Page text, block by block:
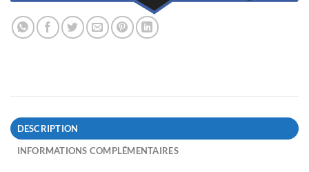
DESCRIPTION
INFORMATIONS COMPLÉMENTAIRES